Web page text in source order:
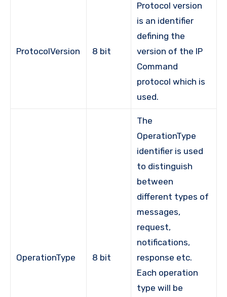
ProtocolVersion 8 bit
Protocol version
is an identifier
defining the
version of the IP
Command
protocol which is
used.
OperationType 8 bit
The
OperationType
identifier is used
to distinguish
between
different types of
messages,
request,
notifications,
response etc.
Each operation
type will be